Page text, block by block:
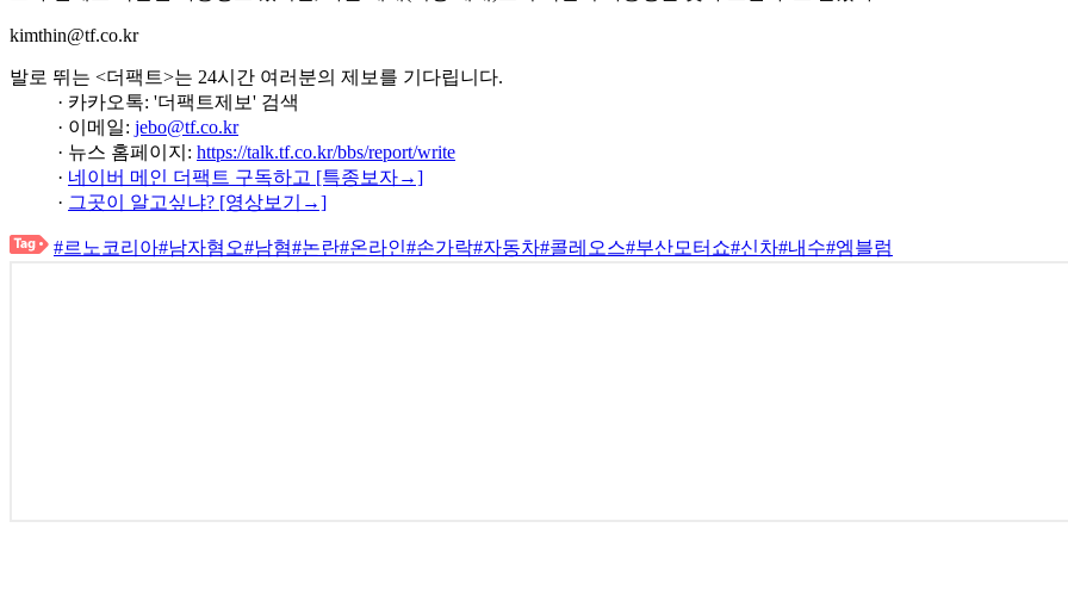
kimthin@tf.co.kr
발로 뛰는 <더팩트>는 24시간 여러분의 제보를 기다립니다.
· 카카오톡: '더팩트제보' 검색
· 이메일: jebo@tf.co.kr
· 뉴스 홈페이지: https://talk.tf.co.kr/bbs/report/write
· 네이버 메인 더팩트 구독하고 [특종보자→]
· 그곳이 알고싶냐? [영상보기→]
#르노코리아#남자혐오#남혐#논란#온라인#손가락#자동차#콜레오스#부산모터쇼#신차#내수#엠블럼